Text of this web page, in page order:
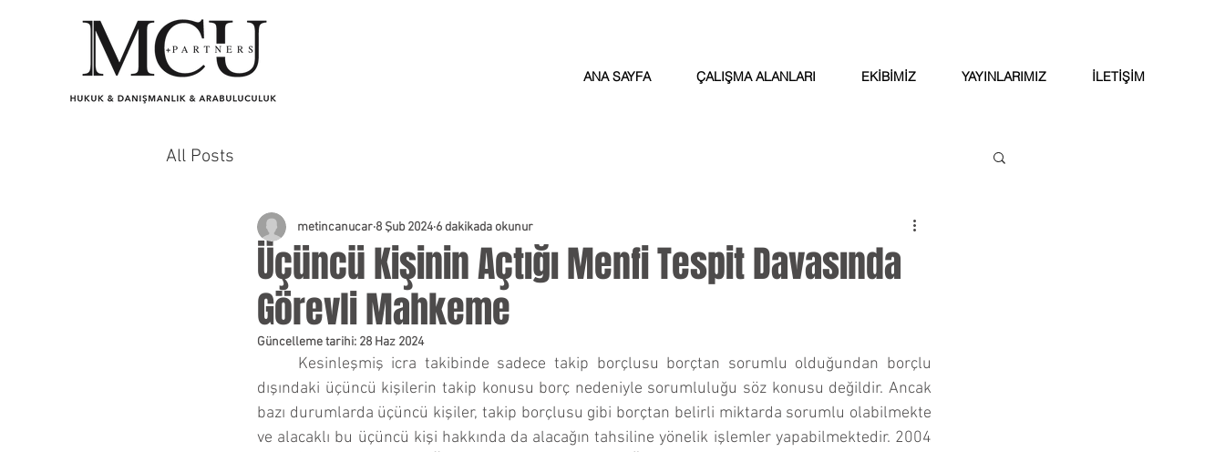
ANA SAYFA ÇALIŞMA ALANLARI EKİBİMİZ YAYINLARIMIZ İLETİŞİM
All Posts
Üçüncü Kişinin Açtığı Menfi Tespit Davasında
Görevli Mahkeme
metincanucar 8 Şub 2024 6 dakikada okunur
Güncelleme tarihi: 28 Haz 2024
Kesinleşmiş icra takibinde sadece takip borçlusu borçtan sorumlu olduğundan borçlu
dışındaki üçüncü kişilerin takip konusu borç nedeniyle sorumluluğu söz konusu değildir. Ancak
bazı durumlarda üçüncü kişiler, takip borçlusu gibi borçtan belirli miktarda sorumlu olabilmekte
ve alacaklı bu üçüncü kişi hakkında da alacağın tahsiline yönelik işlemler yapabilmektedir. 2004